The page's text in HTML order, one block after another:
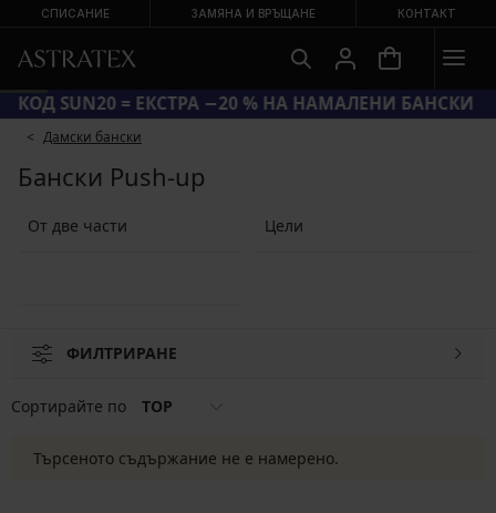
СПИСАНИЕ ЗАМЯНА И ВРЪЩАНЕ КОНТАКТ
КОД SUN20 = ЕКСТРА −20 % НА НАМАЛЕНИ БАНСКИ
Дамски бански
Бански Push-up
От две части Цели
ФИЛТРИРАНЕ
Сортирайте по TOP
Търсеното съдържание не е намерено.